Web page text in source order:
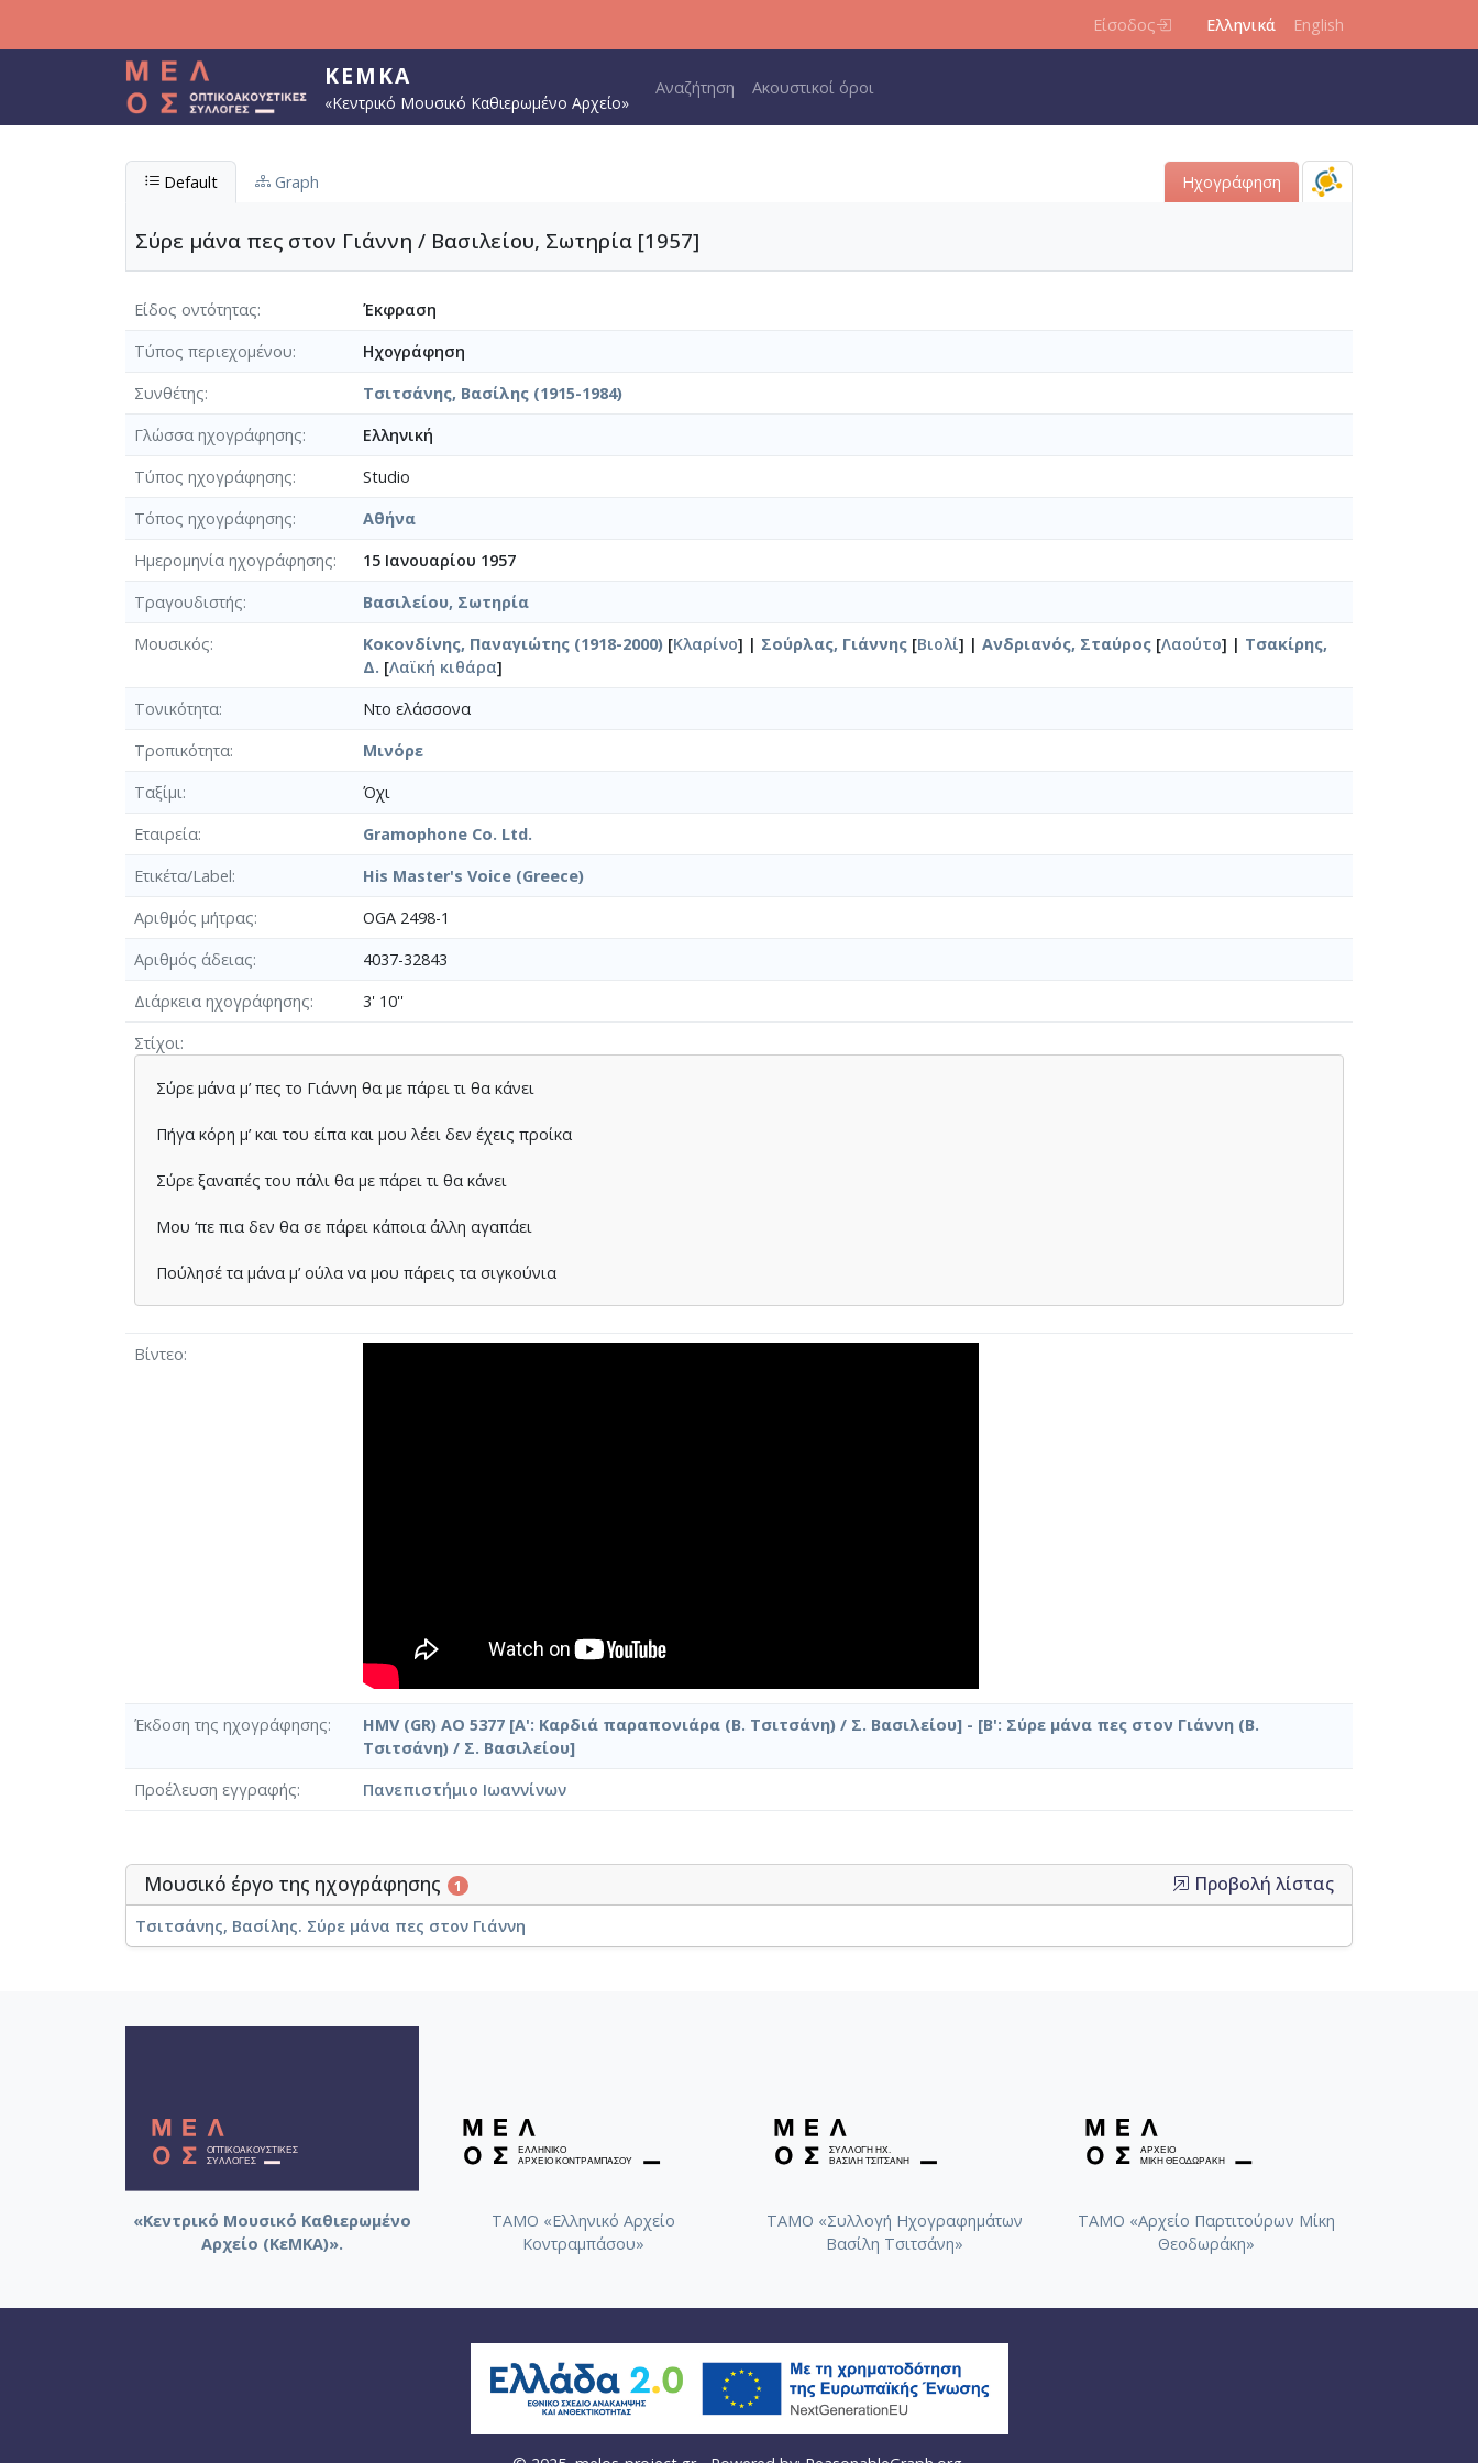
Είσοδος Ελληνικά English
ΚΕΜΚΑ
«Κεντρικό Μουσικό Καθιερωμένο Αρχείο»
Main navigation
Αναζήτηση Ακουστικοί όροι
Default Graph Ηχογράφηση
Σύρε μάνα πες στον Γιάννη / Βασιλείου, Σωτηρία [1957]
Είδος οντότητας
Έκφραση
Τύπος περιεχομένου
Ηχογράφηση
Συνθέτης
Τσιτσάνης, Βασίλης (1915-1984)
Γλώσσα ηχογράφησης
Ελληνική
Τύπος ηχογράφησης
Studio
Τόπος ηχογράφησης
Αθήνα
Ημερομηνία ηχογράφησης
15 Ιανουαρίου 1957
Τραγουδιστής
Βασιλείου, Σωτηρία
Μουσικός
Κοκονδίνης, Παναγιώτης (1918-2000) [Κλαρίνο] | Σούρλας, Γιάννης [Βιολί] | Ανδριανός, Σταύρος [Λαούτο] | Τσακίρης,
Δ. [Λαϊκή κιθάρα]
Τονικότητα
Ντο ελάσσονα
Τροπικότητα
Μινόρε
Ταξίμι
Όχι
Εταιρεία
Gramophone Co. Ltd.
Ετικέτα/Label
His Master's Voice (Greece)
Αριθμός μήτρας
OGA 2498-1
Αριθμός άδειας
4037-32843
Διάρκεια ηχογράφησης
3' 10''
Στίχοι
Σύρε µάνα µ’ πες το Γιάννη θα µε πάρει τι θα κάνει
Πήγα κόρη µ’ και του είπα και µου λέει δεν έχεις προίκα
Σύρε ξαναπές του πάλι θα µε πάρει τι θα κάνει
Μου ‘πε πια δεν θα σε πάρει κάποια άλλη αγαπάει
Πούλησέ τα µάνα µ’ ούλα να µου πάρεις τα σιγκούνια
Βίντεο
Έκδοση της ηχογράφησης
HMV (GR) AO 5377 [Α': Καρδιά παραπονιάρα (Β. Τσιτσάνη) / Σ. Βασιλείου] - [Β': Σύρε μάνα πες στον Γιάννη (Β.
Τσιτσάνη) / Σ. Βασιλείου]
Προέλευση εγγραφής
Πανεπιστήμιο Ιωαννίνων
Μουσικό έργο της ηχογράφησης 1 Προβολή λίστας
Τσιτσάνης, Βασίλης. Σύρε μάνα πες στον Γιάννη
«Κεντρικό Μουσικό Καθιερωμένο
Αρχείο (ΚεΜΚΑ)».
ΤΑΜΟ «Ελληνικό Αρχείο
Κοντραμπάσου»
ΤΑΜΟ «Συλλογή Ηχογραφημάτων
Βασίλη Τσιτσάνη»
ΤΑΜΟ «Αρχείο Παρτιτούρων Μίκη
Θεοδωράκη»